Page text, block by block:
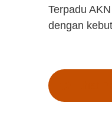
Terpadu
dengan